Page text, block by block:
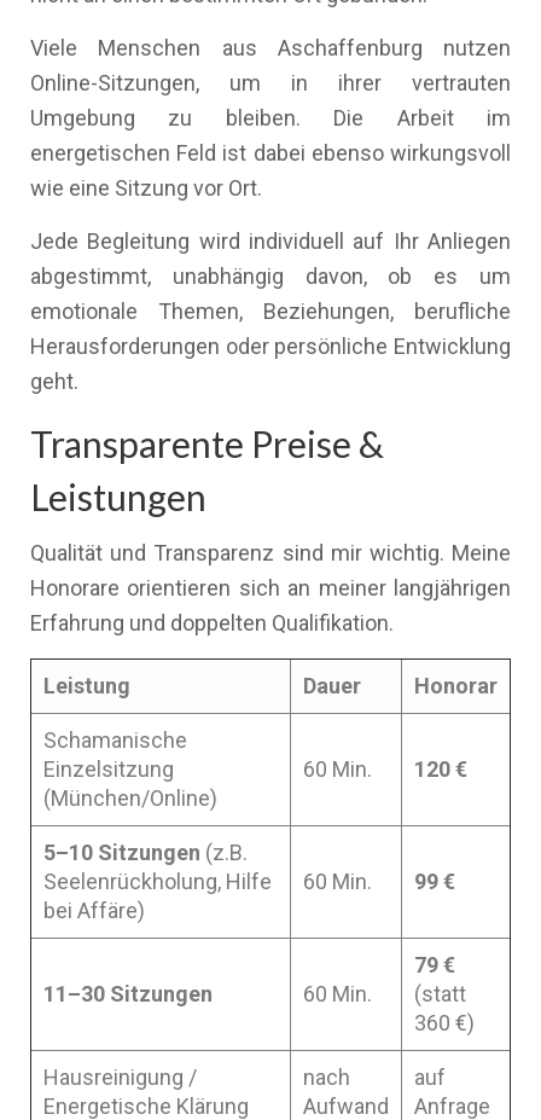
Viele Menschen aus Aschaffenburg nutzen
Online-Sitzungen, um in ihrer vertrauten
Umgebung zu bleiben. Die Arbeit im
energetischen Feld ist dabei ebenso wirkungsvoll
wie eine Sitzung vor Ort.
Jede Begleitung wird individuell auf Ihr Anliegen
abgestimmt, unabhängig davon, ob es um
emotionale Themen, Beziehungen, berufliche
Herausforderungen oder persönliche Entwicklung
geht.
Transparente Preise &
Leistungen
Qualität und Transparenz sind mir wichtig. Meine
Honorare orientieren sich an meiner langjährigen
Erfahrung und doppelten Qualifikation.
Leistung Dauer Honorar
Schamanische
Einzelsitzung
(München/Online)
60 Min. 120 €
5–10 Sitzungen (z.B.
Seelenrückholung, Hilfe
bei Affäre)
60 Min. 99 €
11–30 Sitzungen 60 Min.
79 €
(statt
360 €)
Hausreinigung /
Energetische Klärung
nach
Aufwand
auf
Anfrage